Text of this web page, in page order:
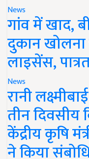
News
गांव में खाद,
दुकान खोलना
लाइसेंस,
News
रानी
तीन दिवसीय
केंद्रीय कृषि
ने किया